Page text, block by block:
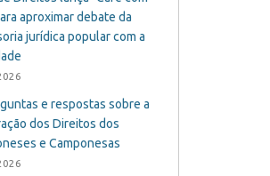
aproximar debate da
jurídica popular com a
e respostas sobre a
dos Direitos dos
e Camponesas